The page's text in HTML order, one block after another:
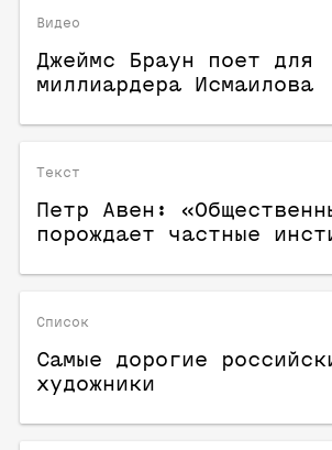
Видео
Джеймс Браун поет для
миллиардера Исмаилова
Текст
Петр Авен:
порождает частные
Список
Самые дорогие
художники